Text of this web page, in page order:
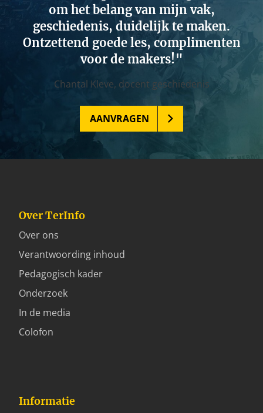
om het belang van mijn vak,
geschiedenis, duidelijk te maken.
Ontzettend goede les, complimenten
voor de makers!
Chantal Kleve, docent geschiedenis
AANVRAGEN
Over TerInfo
Over ons
Verantwoording inhoud
Pedagogisch kader
Onderzoek
In de media
Colofon
Informatie